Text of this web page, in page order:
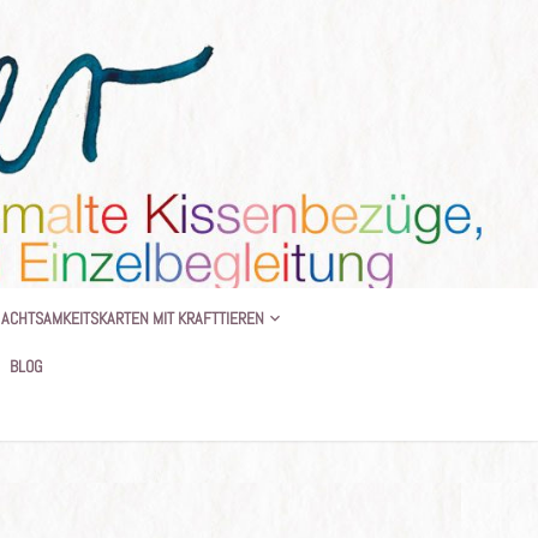
ACHTSAMKEITSKARTEN MIT KRAFTTIEREN
BLOG